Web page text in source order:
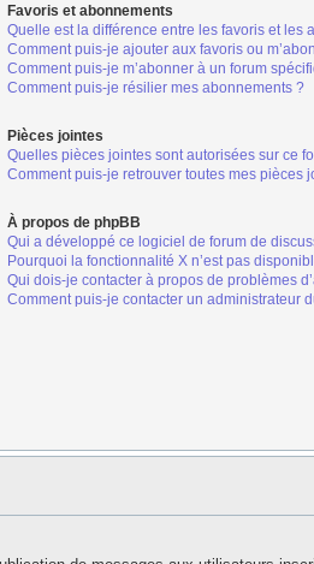
Favoris et abonnements
Quelle est la différence entre les favoris et les
Comment puis-je ajouter aux favoris ou
Comment puis-je m’abonner à un forum
Comment puis-je résilier mes abonnements ?
Pièces jointes
Quelles pièces jointes sont autorisées sur ce
Comment puis-je retrouver toutes mes pièces
À propos de phpBB
Qui a développé ce logiciel de forum de
Pourquoi la fonctionnalité X n’est pas
Qui dois-je contacter à propos de problèmes
Comment puis-je contacter un administrateur